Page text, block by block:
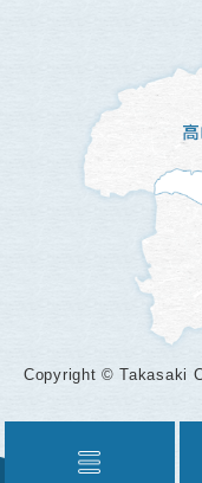
Copyright © Takasaki